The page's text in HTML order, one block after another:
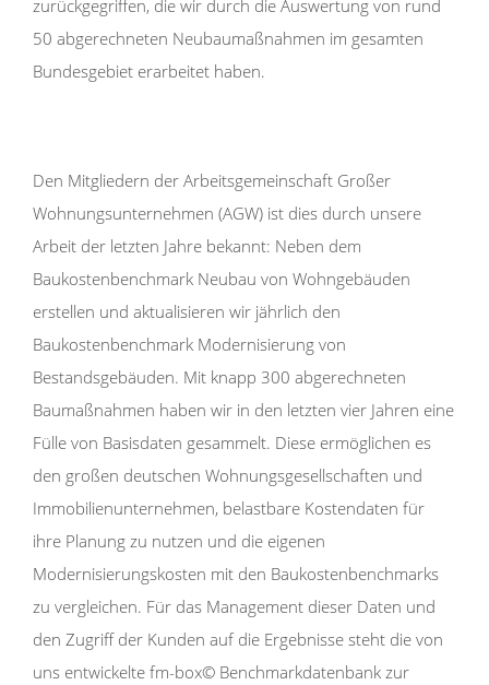
zurückgegriffen, die wir durch die Auswertung von rund
50 abgerechneten Neubaumaßnahmen im gesamten
Bundesgebiet erarbeitet haben.
Den Mitgliedern der Arbeitsgemeinschaft Großer
Wohnungsunternehmen (AGW) ist dies durch unsere
Arbeit der letzten Jahre bekannt: Neben dem
Baukostenbenchmark Neubau von Wohngebäuden
erstellen und aktualisieren wir jährlich den
Baukostenbenchmark Modernisierung von
Bestandsgebäuden. Mit knapp 300 abgerechneten
Baumaßnahmen haben wir in den letzten vier Jahren eine
Fülle von Basisdaten gesammelt. Diese ermöglichen es
den großen deutschen Wohnungsgesellschaften und
Immobilienunternehmen, belastbare Kostendaten für
ihre Planung zu nutzen und die eigenen
Modernisierungskosten mit den Baukostenbenchmarks
zu vergleichen. Für das Management dieser Daten und
den Zugriff der Kunden auf die Ergebnisse steht die von
uns entwickelte fm-box© Benchmarkdatenbank zur